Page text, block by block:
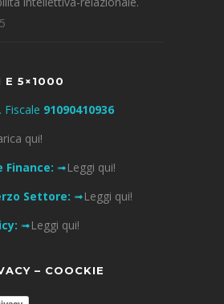
E 5×1000
91090410936
qui!
Finance: ➟Leggi qui!
Settore: ➟Leggi qui!
➟Leggi qui!
– COOCKIE